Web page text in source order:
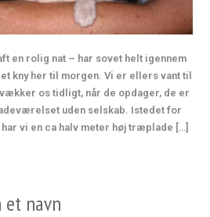
en rolig nat – har sovet helt igennem
kny her til morgen. Vi er ellers vant til
os tidligt, når de opdager, de er
uden selskab. Istedet for
vi en ca halv meter høj træplade […]
et navn